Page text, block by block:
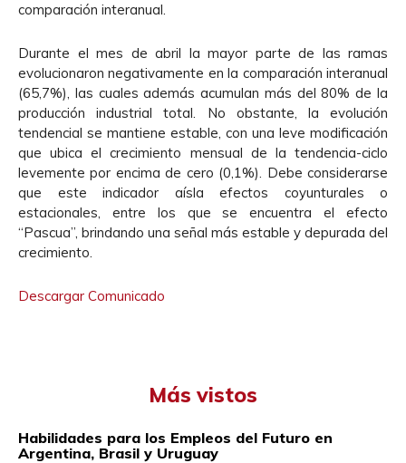
comparación interanual.
Durante el mes de abril la mayor parte de las ramas
evolucionaron negativamente en la comparación interanual
(65,7%), las cuales además acumulan más del 80% de la
producción industrial total. No obstante, la evolución
tendencial se mantiene estable, con una leve modificación
que ubica el crecimiento mensual de la tendencia-ciclo
levemente por encima de cero (0,1%). Debe considerarse
que este indicador aísla efectos coyunturales o
estacionales, entre los que se encuentra el efecto
“Pascua”, brindando una señal más estable y depurada del
crecimiento.
Descargar Comunicado
Más vistos
Habilidades para los Empleos del Futuro en
Argentina, Brasil y Uruguay